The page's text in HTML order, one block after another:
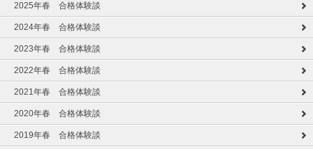
2025年春 合格体験談
2024年春 合格体験談
2023年春 合格体験談
2022年春 合格体験談
2021年春 合格体験談
2020年春 合格体験談
2019年春 合格体験談